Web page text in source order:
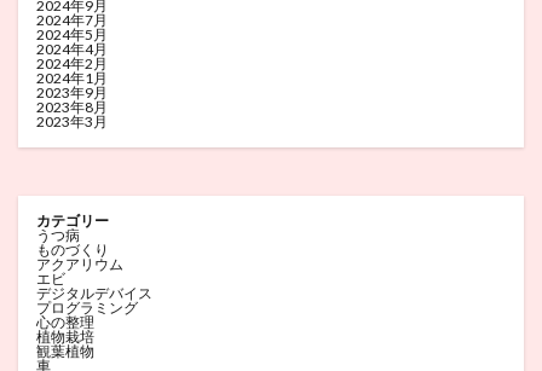
2024年9月
2024年7月
2024年5月
2024年4月
2024年2月
2024年1月
2023年9月
2023年8月
2023年3月
カテゴリー
うつ病
ものづくり
アクアリウム
エビ
デジタルデバイス
プログラミング
心の整理
植物栽培
観葉植物
車